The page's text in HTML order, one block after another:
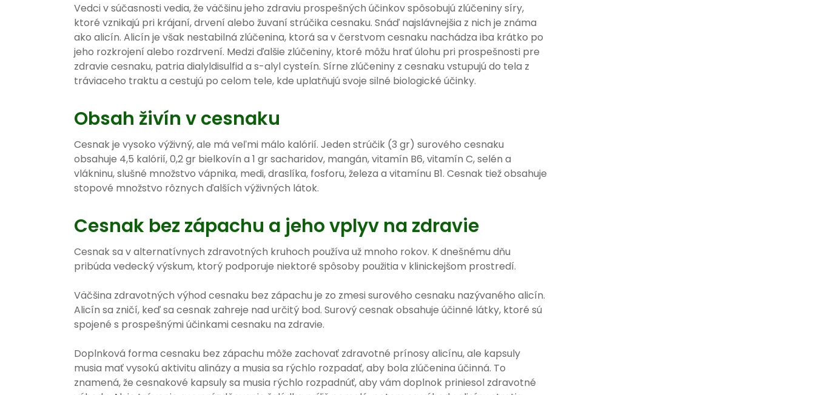
Vedci v súčasnosti vedia, že väčšinu jeho zdraviu prospešných účinkov spôsobujú zlúčeniny síry,
ktoré vznikajú pri krájaní, drvení alebo žuvaní strúčika cesnaku. Snáď najslávnejšia z nich je známa
ako alicín. Alicín je však nestabilná zlúčenina, ktorá sa v čerstvom cesnaku nachádza iba krátko po
jeho rozkrojení alebo rozdrvení. Medzi ďalšie zlúčeniny, ktoré môžu hrať úlohu pri prospešnosti pre
zdravie cesnaku, patria dialyldisulfid a s-alyl cysteín. Sírne zlúčeniny z cesnaku vstupujú do tela z
tráviaceho traktu a cestujú po celom tele, kde uplatňujú svoje silné biologické účinky.
Obsah živín v cesnaku
Cesnak je vysoko výživný, ale má veľmi málo kalórií. Jeden strúčik (3 gr) surového cesnaku
obsahuje 4,5 kalórií, 0,2 gr bielkovín a 1 gr sacharidov, mangán, vitamín B6, vitamín C, selén a
vlákninu, slušné množstvo vápnika, medi, draslíka, fosforu, železa a vitamínu B1. Cesnak tiež obsahuje
stopové množstvo rôznych ďalších výživných látok.
Cesnak bez zápachu a jeho vplyv na zdravie
Cesnak sa v alternatívnych zdravotných kruhoch používa už mnoho rokov. K dnešnému dňu
pribúda vedecký výskum, ktorý podporuje niektoré spôsoby použitia v klinickejšom prostredí.
Väčšina zdravotných výhod cesnaku bez zápachu je zo zmesi surového cesnaku nazývaného alicín.
Alicín sa zničí, keď sa cesnak zahreje nad určitý bod. Surový cesnak obsahuje účinné látky, ktoré sú
spojené s prospešnými účinkami cesnaku na zdravie.
Doplnková forma cesnaku bez zápachu môže zachovať zdravotné prínosy alicínu, ale kapsuly
musia mať vysokú aktivitu alinázy a musia sa rýchlo rozpadať, aby bola zlúčenina účinná. To
znamená, že cesnakové kapsuly sa musia rýchlo rozpadnúť, aby vám doplnok priniesol zdravotné